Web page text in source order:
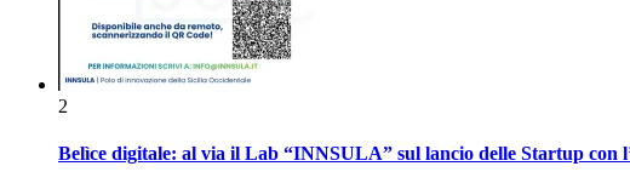
2
Belìce digitale: al via il Lab “INNSULA” sul lancio delle Startup con